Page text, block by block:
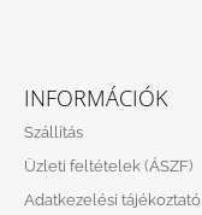
INFORMÁCIÓK
Szállítás
Üzleti feltételek (ÁSZF)
Adatkezelési tájékoztató